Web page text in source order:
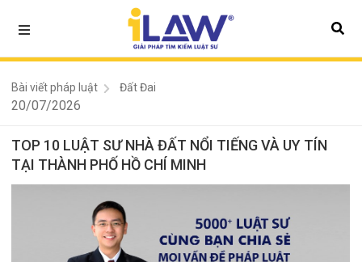
Bài viết pháp luật Đất Đai
20/07/2026
TOP 10 LUẬT SƯ NHÀ ĐẤT NỔI TIẾNG VÀ UY TÍN
TẠI THÀNH PHỐ HỒ CHÍ MINH